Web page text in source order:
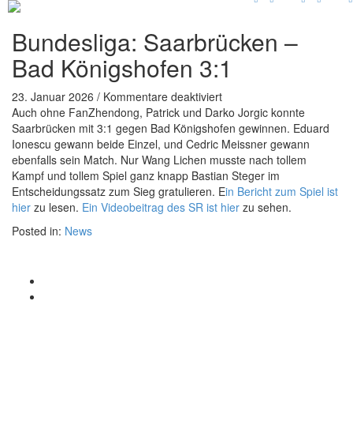
Bundesliga: Saarbrücken –
Bad Königshofen 3:1
23. Januar 2026 / Kommentare deaktiviertfür
Bundesliga:
Saarbrücken
–
Bad
Königshofen
3:1
Auch ohne FanZhendong, Patrick und Darko Jorgic konnte
Saarbrücken mit 3:1 gegen Bad Königshofen gewinnen. Eduard
Ionescu gewann beide Einzel, und Cedric Meissner gewann
ebenfalls sein Match. Nur Wang Lichen musste nach tollem
Kampf und tollem Spiel ganz knapp Bastian Steger im
Entscheidungssatz zum Sieg gratulieren. Ein Bericht zum Spiel ist
hier zu lesen. Ein Videobeitrag des SR ist hier zu sehen.
Posted in: News